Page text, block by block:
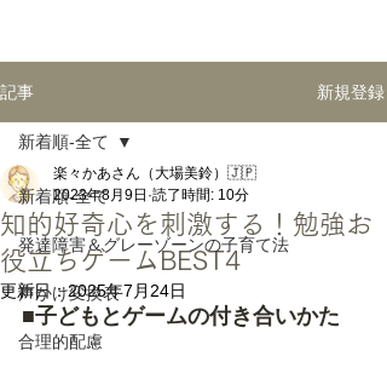
記事 新規登録
新着順-全て
発達障害＆グレーゾーンの子育て法
声かけ変換表
合理的配慮
新着順-全て
知的好奇心を刺激する！勉強お
役立ちゲームBEST4
楽々かあさん（大場美鈴）🇯🇵
2023年8月9日 読了時間: 10分
更新日：2025年7月24日
■子どもとゲームの付き合いかた